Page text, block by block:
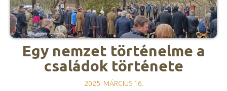
Egy nemzet történelme a
családok története
2025. MÁRCIUS 16.